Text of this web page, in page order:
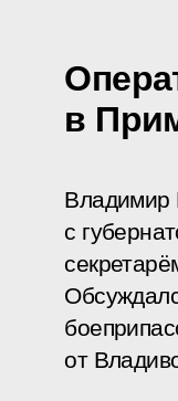
в
Владимир
с
от